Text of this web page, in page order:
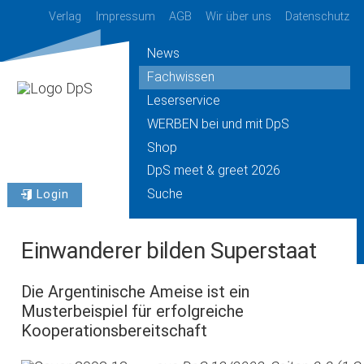
Verlag Impressum AGB Wir über uns Datenschutz
Login
News
Fachwissen
Leserservice
WERBEN bei und mit DpS
Shop
DpS meet & greet 2026
Suche
Einwanderer bilden Superstaat
Die Argentinische Ameise ist ein
Musterbeispiel für erfolgreiche
Kooperationsbereitschaft